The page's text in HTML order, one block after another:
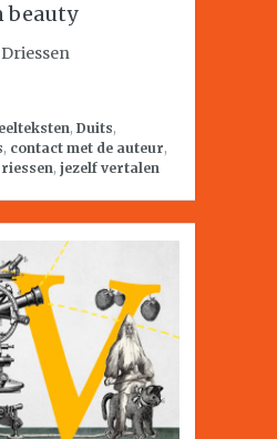
beauty
, Duits,
, contact met de auteur,
, jezelf vertalen